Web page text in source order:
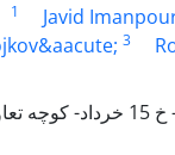
1 Javid
3